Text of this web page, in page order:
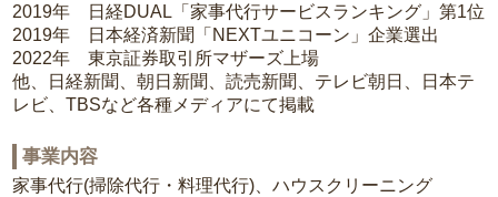
2019年 日経DUAL「家事代行サービスランキング」第1位
2019年 日本経済新聞「NEXTユニコーン」企業選出
2022年 東京証券取引所マザーズ上場
他、日経新聞、朝日新聞、読売新聞、テレビ朝日、日本テ
レビ、TBSなど各種メディアにて掲載
事業内容
家事代行(掃除代行・料理代行)、ハウスクリーニング